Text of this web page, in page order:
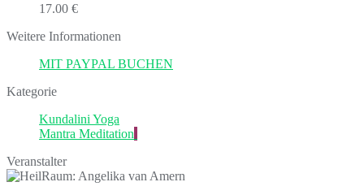
17.00 €
Weitere Informationen
MIT PAYPAL BUCHEN
Kategorie
Kundalini Yoga
Mantra Meditation
Veranstalter